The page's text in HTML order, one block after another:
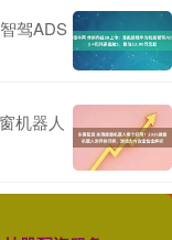
驾ADS
机器人